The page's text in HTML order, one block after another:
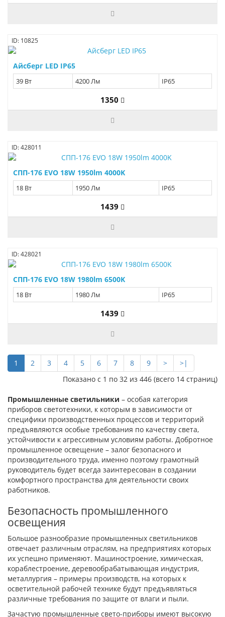
ID: 10825
Айсберг LED IP65
39 Вт 4200 Лм IP65
1350
ID: 428011
СПП-176 EVO 18W 1950lm 4000K
18 Вт 1950 Лм IP65
1439
ID: 428021
СПП-176 EVO 18W 1980lm 6500K
18 Вт 1980 Лм IP65
1439
1 2 3 4 5 6 7 8 9 >
>|
Показано с 1 по 32 из 446 (всего 14 страниц)
Промышленные светильники – особая категория
приборов светотехники, к которым в зависимости от
специфики производственных процессов и территорий
предъявляются особые требования по качеству света,
устойчивости к агрессивным условиям работы. Добротное
промышленное освещение – залог безопасного и
производительного труда, именно поэтому грамотный
руководитель будет всегда заинтересован в создании
комфортного пространства для деятельности своих
работников.
Безопасность промышленного
освещения
Большое разнообразие промышленных светильников
отвечает различным отраслям, на предприятиях которых
их успешно применяют. Машиностроение, химическая,
кораблестроение, деревообрабатывающая индустрия,
металлургия – примеры производств, на которых к
осветительной рабочей технике будут предъявляться
различные требования по защите от влаги и пыли.
Зачастую промышленные свето-приборы имеют высокую